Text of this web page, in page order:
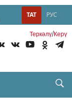
РУС
ТАТ
Теркəлү/Керү